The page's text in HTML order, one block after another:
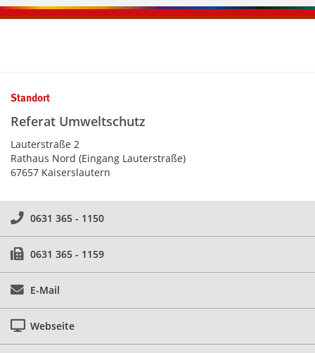
Standort
Referat Umweltschutz
Lauterstraße 2
Rathaus Nord (Eingang Lauterstraße)
67657 Kaiserslautern
0631 365 - 1150
0631 365 - 1159
E-Mail
Webseite